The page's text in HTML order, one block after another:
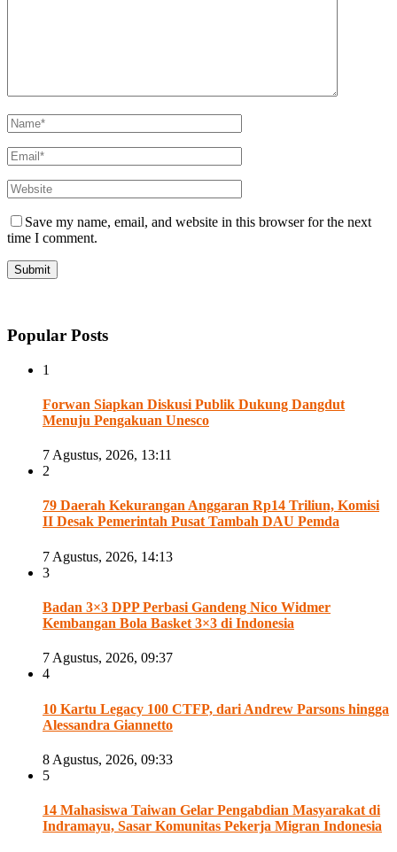
Save my name, email, and website in this browser for the next
time I comment.
Popular Posts
1
Forwan Siapkan Diskusi Publik Dukung Dangdut
Menuju Pengakuan Unesco
7 Agustus, 2026, 13:11
2
79 Daerah Kekurangan Anggaran Rp14 Triliun, Komisi
II Desak Pemerintah Pusat Tambah DAU Pemda
7 Agustus, 2026, 14:13
3
Badan 3×3 DPP Perbasi Gandeng Nico Widmer
Kembangan Bola Basket 3×3 di Indonesia
7 Agustus, 2026, 09:37
4
10 Kartu Legacy 100 CTFP, dari Andrew Parsons hingga
Alessandra Giannetto
8 Agustus, 2026, 09:33
5
14 Mahasiswa Taiwan Gelar Pengabdian Masyarakat di
Indramayu, Sasar Komunitas Pekerja Migran Indonesia